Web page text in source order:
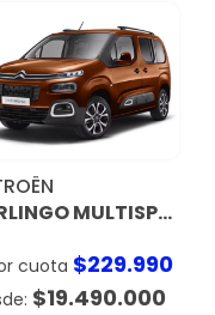
BERLINGO MULTISPACE
cuota $229.990
$19.490.000